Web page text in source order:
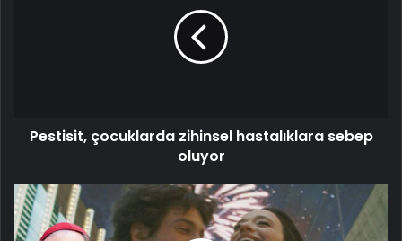
Pestisit, çocuklarda zihinsel hastalıklara sebep
oluyor
97.
Oscar
adayları